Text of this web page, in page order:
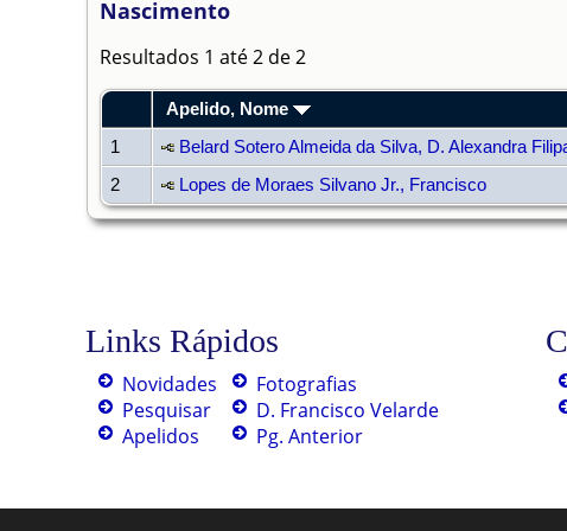
Nascimento
Resultados 1 até 2 de 2
Apelido, Nome
1
Belard Sotero Almeida da Silva, D. Alexandra
2
Lopes de Moraes Silvano Jr., Francisco
Links Rápidos
Novidades
Pesquisar
Apelidos
Fotografias
D. Francisco Velarde
Pg. Anterior